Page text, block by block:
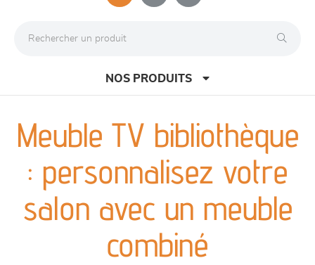
NOS PRODUITS
canapés et fauteuils
séjours
Meuble TV bibliothèque
: personnalisez votre
salon avec un meuble
combiné